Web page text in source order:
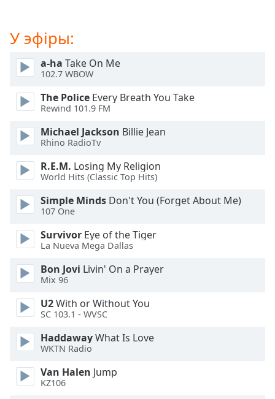
window.
Escape
and
close
window.
Text
Color
Opacity
Text
Background
Color
Opacity
Caption
Background
Color
У эфіры:
a-ha Take On Me
102.7 WBOW
The Police Every Breath You Take
Rewind 101.9 FM
Michael Jackson Billie Jean
Rhino RadioTv
R.E.M. Losing My Religion
World Hits (Classic Top Hits)
Simple Minds Don't You (Forget About Me)
107 One
Survivor Eye of the Tiger
La Nueva Mega Dallas
Bon Jovi Livin' On a Prayer
Mix 96
U2With or Without You
SC 103.1 - WVSC
HaddawayWhat Is Love
WKTN Radio
Van Halen Jump
KZ106